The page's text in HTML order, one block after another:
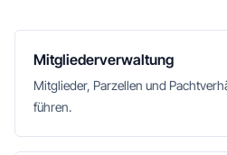
Mitgliederverwaltung
Mitglieder, Parzellen und
führen.